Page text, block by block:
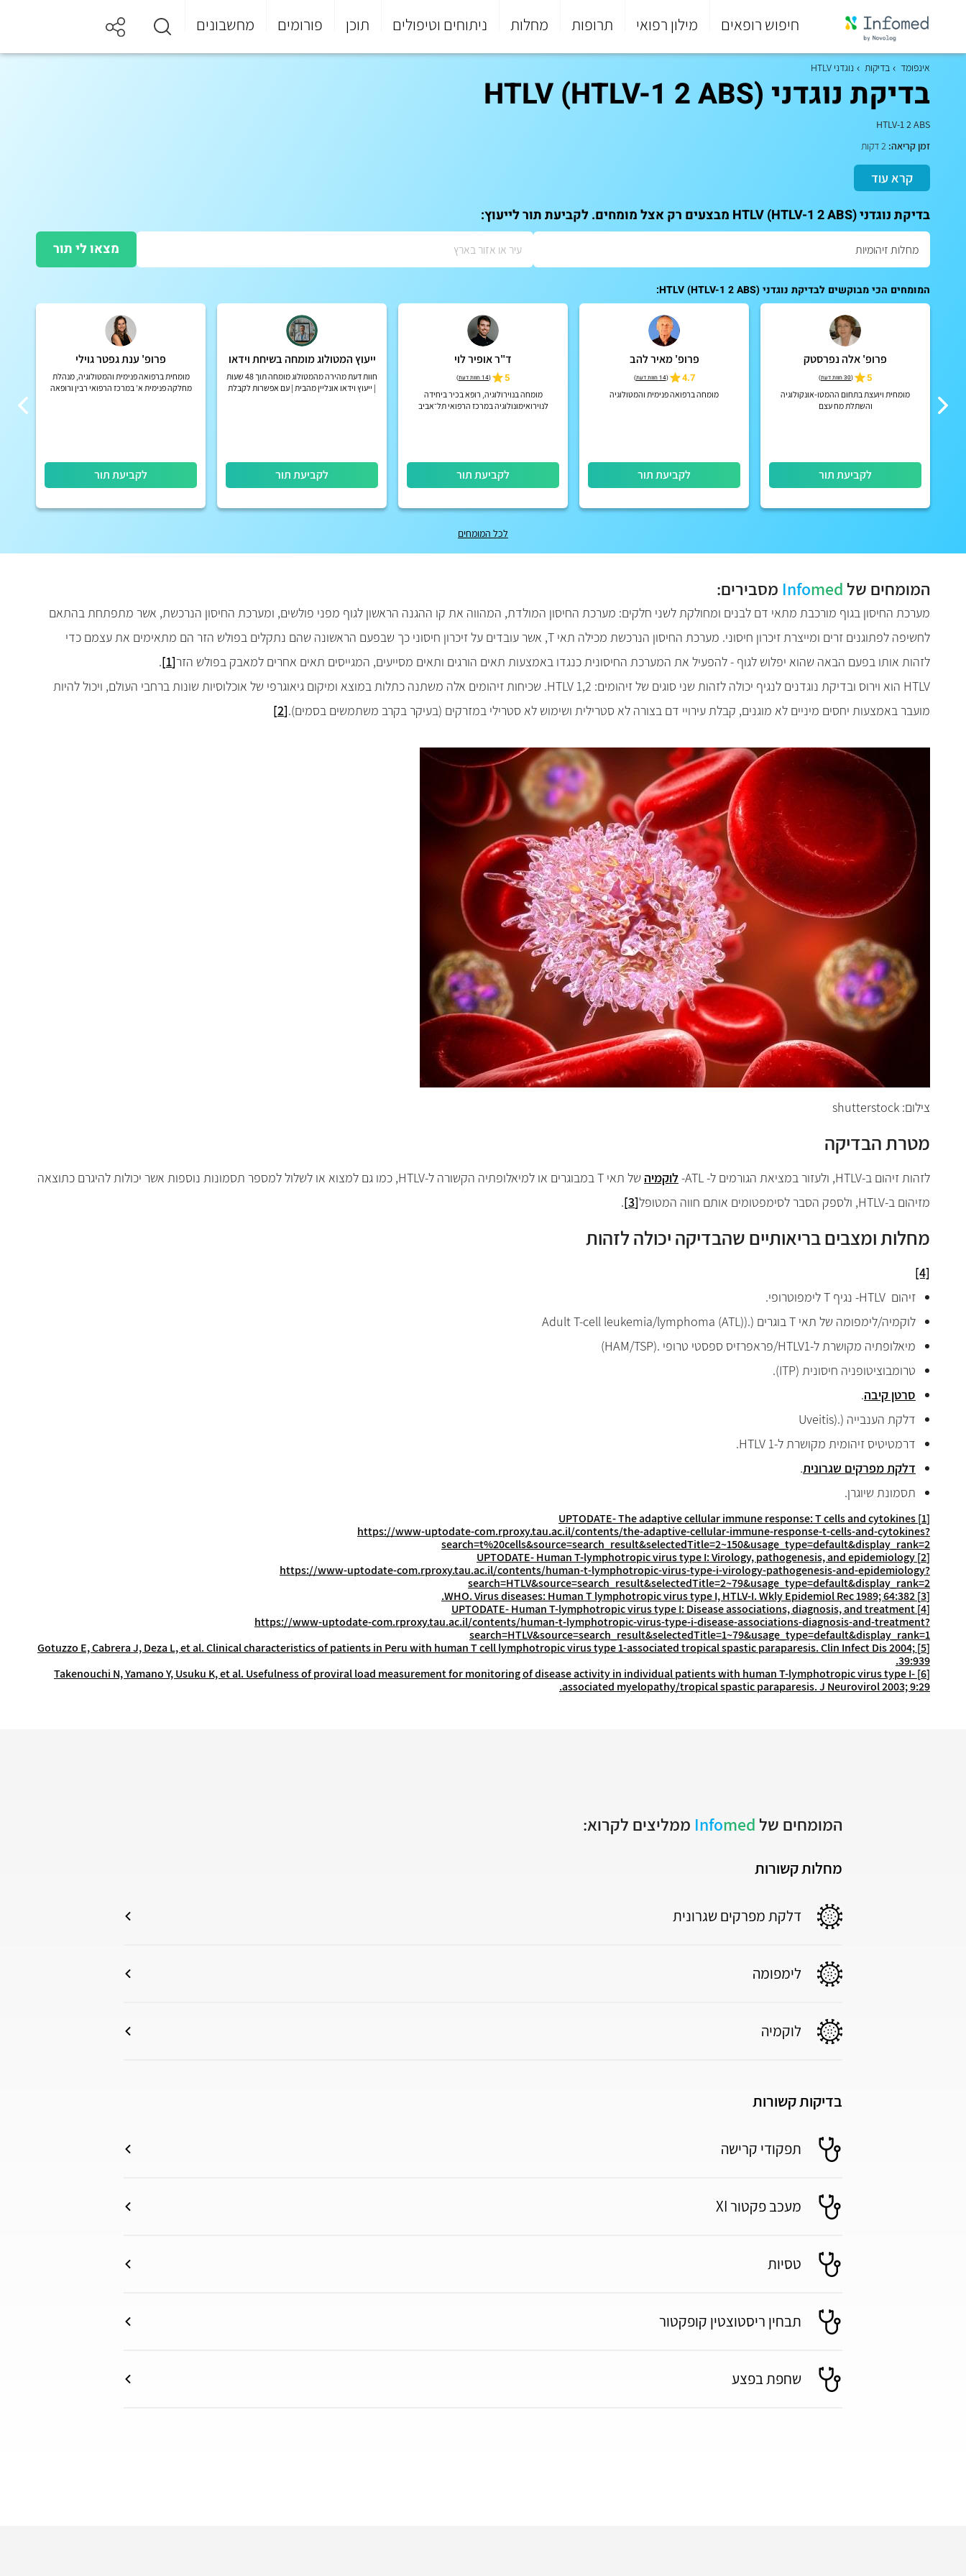
חיפוש רופאים מילון רפואי תרופות מחלות ניתוחים וטיפולים תוכן פורומים מחשבונים
סוף
אינפומד בדיקות נוגדני HTLV
בדיקת נוגדני HTLV (HTLV-1 2 ABS)
HTLV-1 2 ABS
זמן קריאה:
קרא עוד
בדיקת נוגדני HTLV (HTLV-1 2 ABS) מבצעים רק אצל מומחים. לקביעת תור לייעוץ:
מצאו לי תור
המומחים הכי מבוקשים לבדיקת נוגדני HTLV (HTLV-1 2 ABS):
פרופ' אלה נפרסטק
5
(30 חוות דעת )
מומחית ויועצת בתחום ההמטו-אונקולוגיה
והשתלת מח עצם
לקביעת תור
פרופ' מאיר להב
4.7
(14 חוות דעת )
מומחה ברפואה פנימית והמטולוגיה
לקביעת תור
ד"ר אופיר לוי
5
(14 חוות דעת )
מומחה בנוירולוגיה, רופא בכיר ביחידה
לנוירואימונולוגיה במרכז הרפואי תל־אביב
לקביעת תור
ייעוץ המטולוג מומחה בשיחת וידאו
חוות דעת מהירה מהמטולוג מומחה תוך 48 שעות
| ייעוץ וידאו אונליין מהבית | עם אפשרות לקבלת
לקביעת תור
פרופ' ענת גפטר גוילי
מומחית ברפואה פנימית והמטולוגיה, מנהלת
מחלקה פנימית א’ במרכז הרפואי רבין ורופאה
לקביעת תור
לכל המומחים
המומחים של Infomed מסבירים:
מערכת החיסון בגוף מורכבת מתאי דם לבנים ומחולקת לשני חלקים: מערכת החיסון המולדת, המהווה את קו ההגנה הראשון לגוף מפני פולשים, ומערכת החיסון הנרכשת, אשר מתפתחת בהתאם
לחשיפה לפתוגנים זרים ומייצרת זיכרון חיסוני. מערכת החיסון הנרכשת מכילה תאי T, אשר עובדים על זיכרון חיסוני כך שבפעם הראשונה שהם נתקלים בפולש הזר הם מתאימים את עצמם כדי
לזהות אותו בפעם הבאה שהוא יפלוש לגוף - להפעיל את המערכת החיסונית כנגדו באמצעות תאים הורגים ותאים מסייעים, המגייסים תאים אחרים למאבק בפולש הזר[1]
.
HTLV הוא וירוס ובדיקת נוגדנים לנגיף יכולה לזהות שני סוגים של זיהומים: HTLV 1,2. שכיחות זיהומים אלה משתנה כתלות במוצא ומיקום גיאוגרפי של אוכלוסיות שונות ברחבי העולם, ויכול להיות
מועבר באמצעות יחסים מיניים לא מוגנים, קבלת עירויי דם בצורה לא סטרילית ושימוש לא סטרילי במזרקים (בעיקר בקרב משתמשים בסמים).[2]
צילום: shutterstock
מטרת הבדיקה
לזהות זיהום ב-HTLV, ולעזור במציאת הגורמים ל-ATL
- לוקמיה של תאי Tבמבוגרים או למיאלופתיה הקשורה ל-HTLV, כמו גם למצוא או לשלול למספר תסמונות נוספות אשר יכולות להיגרם כתוצאה
מזיהום ב-HTLV, ולספק הסבר לסימפטומים אותם חווה המטופל[3]
.
מחלות ומצבים בריאותיים שהבדיקה יכולה לזהות
[4]
זיהום HTLV- נגיף Tלימפוטרופי.
לוקמיה/לימפומה של תאי Tבוגרים ( Adult T-cell leukemia/lymphoma (ATL)).
מיאלופתיה מקושרת ל-HTLV1/פראפרזיס ספסטי טרופי (HAM/TSP).
טרומבוציטופניה חיסונית (ITP
).
סרטן קיבה.
דלקת הענבייה ( Uveitis).
דרמטיטיס זיהומית מקושרת ל-HTLV 1
.
דלקת מפרקים שגרונית.
תסמונת שיוגרן.
[1]
-The adaptive cellular immune response: T cells and cytokines
https://www-uptodate-com.rproxy.tau.ac.il/contents/the-adaptive-cellular-immune-response-t-cells-and-cytokines?
search=t%20cells&source=search_result&selectedTitle=2~150&usage_type=default&display_rank=2
[2]
Human T-lymphotropic virus type I: Virology, pathogenesis, and epidemiology
https://www-uptodate-com.rproxy.tau.ac.il/contents/human-t-lymphotropic-virus-type-i-virology-pathogenesis-and-epidemiology?
search=HTLV&source=search_result&selectedTitle=2~79&usage_type=default&display_rank=2
[3]
WHO. Virus diseases: Human T lymphotropic virus type I, HTLV-I. Wkly Epidemiol Rec 1989; 64:382.
[4]
Human T-lymphotropic virus type I: Disease associations, diagnosis, and treatment
https://www-uptodate-com.rproxy.tau.ac.il/contents/human-t-lymphotropic-virus-type-i-disease-associations-diagnosis-and-treatment?
search=HTLV&source=search_result&selectedTitle=1~79&usage_type=default&display_rank=1
[5]
Gotuzzo E, Cabrera J, Deza L, et al. Clinical characteristics of patients in Peru with human T cell lymphotropic virus type 1-associated tropical spastic paraparesis. Clin Infect Dis 2004;
39:939.
[6]
Takenouchi N, Yamano Y, Usuku K, et al. Usefulness of proviral load measurement for monitoring of disease activity in individual patients with human T-lymphotropic virus type I-
associated myelopathy/tropical spastic paraparesis. J Neurovirol 2003; 9:29.
המומחים של Infomed ממליצים לקרוא:
מחלות קשורות
דלקת מפרקים שגרונית
לימפומה
לוקמיה
בדיקות קשורות
תפקודי קרישה
מעכב פקטור XI
טסיות
תבחין ריסטוצטין קופקטור
שחפת בפצע